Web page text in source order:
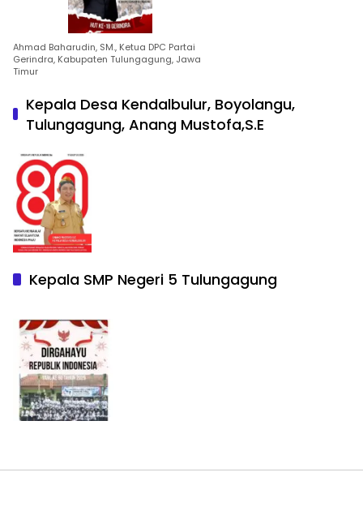
Ahmad Baharudin, SM., Ketua DPC Partai
Gerindra, Kabupaten Tulungagung, Jawa
Timur
Kepala Desa Kendalbulur, Boyolangu,
Tulungagung, Anang Mustofa,S.E
Kepala SMP Negeri 5 Tulungagung